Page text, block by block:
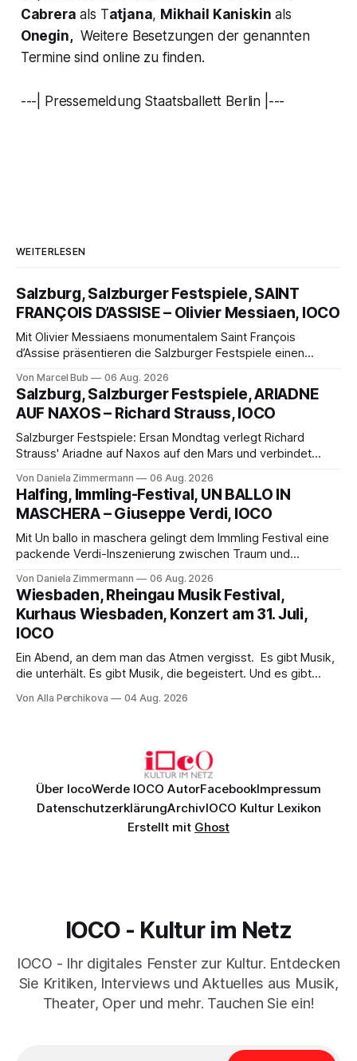
Cabrera als Tatjana, Mikhail Kaniskin als
Onegin,Weitere Besetzungen der genannten
Termine sind online zu finden.
---| Pressemeldung Staatsballett Berlin |---
WEITERLESEN
Salzburg, Salzburger Festspiele, SAINT
FRANÇOIS D’ASSISE – Olivier Messiaen, IOCO
Mit Olivier Messiaens monumentalem Saint François
d’Assise präsentieren die Salzburger Festspiele einen
eine bildgewaltige Inszenierung, Maxime Pascal entfaltet
die komplexe Partitur eindrucksvoll, Philippe Sly berührt als
Franziskus.
Von Marcel Bub 06 Aug. 2026
Salzburg, Salzburger Festspiele, ARIADNE
AUF NAXOS – Richard Strauss, IOCO
Salzburger Festspiele: Ersan Mondtag verlegt Richard
Strauss' Ariadne auf Naxos auf den Mars und verbindet
Aufführung mit starken Solisten und den Wiener
Philharmonikern, szenisch bleibt der zweite Akt jedoch
hinter den Erwartungen zurück.
Von Daniela Zimmermann 06 Aug. 2026
Halfing, Immling-Festival, UN BALLO IN
MASCHERA – Giuseppe Verdi, IOCO
Mit Un ballo in maschera gelingt dem Immling Festival eine
packende Verdi-Inszenierung zwischen Traum und
psychologische Tiefe mit starken Bildern, getragen von
einem spielfreudigen Ensemble und einer musikalisch
überzeugenden Gesamtleistung.
Von Daniela Zimmermann 06 Aug. 2026
Wiesbaden, Rheingau Musik Festival,
Kurhaus Wiesbaden, Konzert am 31. Juli,
IOCO
Ein Abend, an dem man das Atmen vergisst. Es gibt Musik,
die unterhält. Es gibt Musik, die begeistert. Und es gibt
Genau so war der Abend im Kurhaus Wiesbaden, an dem
Von Alla Perchikova 04 Aug. 2026
Über IocoWerde IOCO AutorFacebookImpressum
DatenschutzerklärungArchivIOCO Kultur Lexikon
Erstellt mit Ghost
IOCO - Kultur im Netz
IOCO - Ihr digitales Fenster zur Kultur. Entdecken
Sie Kritiken, Interviews und Aktuelles aus Musik,
Theater, Oper und mehr. Tauchen Sie ein!